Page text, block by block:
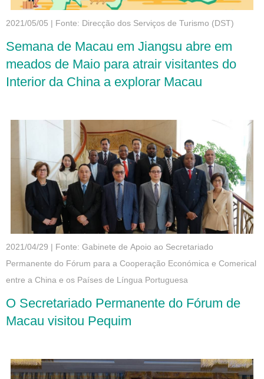
2021/05/05 | Fonte: Direcção dos Serviços de Turismo (DST)
Semana de Macau em Jiangsu abre em
meados de Maio para atrair visitantes do
Interior da China a explorar Macau
2021/04/29 | Fonte: Gabinete de Apoio ao Secretariado
Permanente do Fórum para a Cooperação Económica e Comerical
entre a China e os Países de Língua Portuguesa
O Secretariado Permanente do Fórum de
Macau visitou Pequim